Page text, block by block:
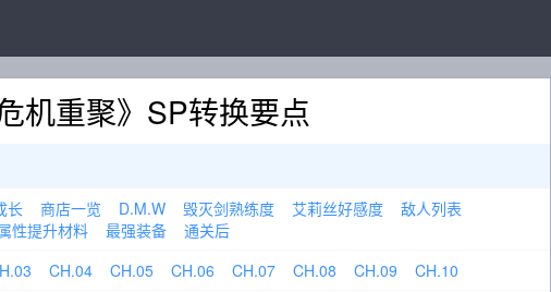
机重聚》SP转换要点
长 商店一览 D.M.W 毁灭剑熟练度 艾莉丝好感度
敌人列表
性提升材料 最强装备 通关后
CH.04 CH.05 CH.06 CH.07 CH.08 CH.09 CH.10